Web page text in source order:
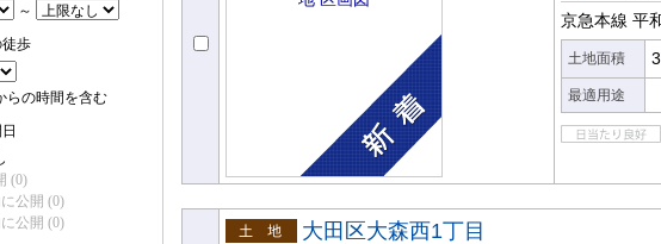
～
歩
らの時間を含む
(0)
公開 (0)
公開 (0)
京急本線 平
土地面積
最適用途
大田区大森西1丁目